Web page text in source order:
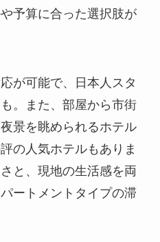
予算に合った選択肢が
が可能で、日本人スタ
。また、部屋から市街
景を眺められるホテル
の人気ホテルもありま
と、現地の生活感を両
ートメントタイプの滞